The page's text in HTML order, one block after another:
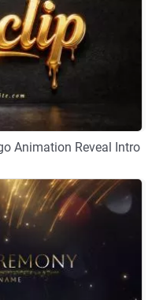
スタマイズ
Animation Reveal Intro